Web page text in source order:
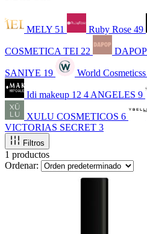
MELY 51 Ruby Rose 49
COSMETICA TEI 22 DAPOP
SANIYE 19 World Cosmeticss
Idi makeup 12 4 ANGELES 9
XULU COSMETICOS 6
VICTORIAS SECRET 3
Filtros
1 productos
Ordenar: